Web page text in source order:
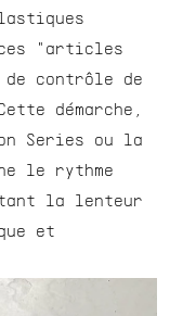
ces "articles
contrôle de
démarche,
Series ou la
le rythme
la lenteur
et